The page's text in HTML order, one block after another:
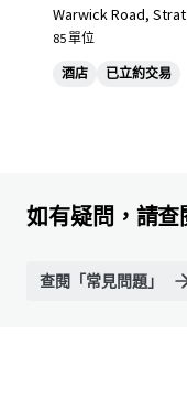
Warwick Road,
NR, UK
85 單位
酒店 已立約交易
如有疑問，請查
查閱「常見問題」